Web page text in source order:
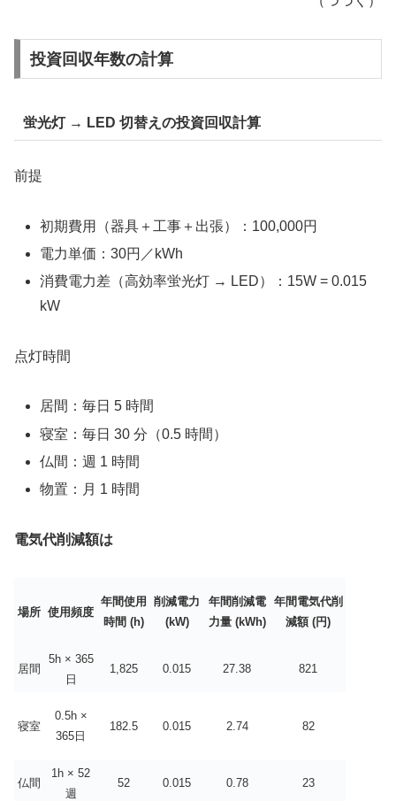
投資回収年数の計算
蛍光灯 → LED 切替えの投資回収計算
前提
初期費用（器具＋工事＋出張）：100,000円
電力単価：30円／kWh
消費電力差（高効率蛍光灯 → LED）：15W = 0.015
kW
点灯時間
居間：毎日 5 時間
寝室：毎日 30 分（0.5 時間）
仏間：週 1 時間
物置：月 1 時間
電気代削減額は
場所 使用頻度
年間使用
時間 (h)
削減電力
(kW)
年間削減電
力量 (kWh)
年間電気代削
減額 (円)
居間
5h × 365
日
1,825 0.015 27.38 821
寝室
0.5h ×
365日
182.5 0.015 2.74 82
仏間
1h × 52
週
52 0.015 0.78 23